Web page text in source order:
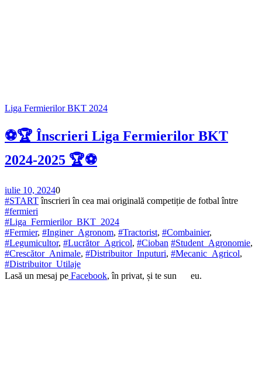
Liga Fermierilor BKT 2024
⚽🏆 Înscrieri Liga Fermierilor BKT
2024-2025 🏆⚽
iulie 10, 20240
#STARTînscrieri în cea mai originală competiție de fotbal între
#fermieri
#Liga_Fermierilor_BKT_2024
#Fermier, #Inginer_Agronom, #Tractorist, #Combainier,
#Legumicultor, #Lucrător_Agricol, #Cioban #Student_Agronomie,
#Crescător_Animale, #Distribuitor_Inputuri, #Mecanic_Agricol,
#Distribuitor_Utilaje
Lasă un mesaj pe Facebook, în privat, și te sun eu.